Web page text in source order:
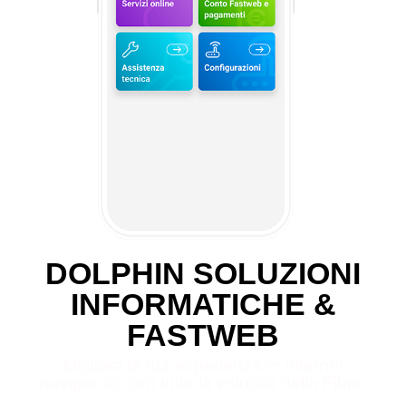
DOLPHIN SOLUZIONI
INFORMATICHE &
FASTWEB